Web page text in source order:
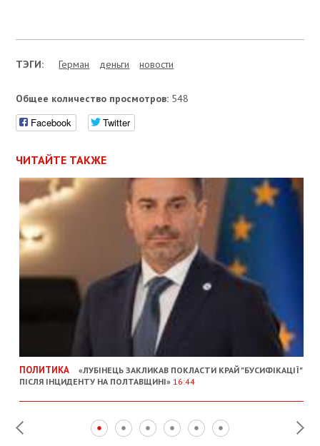
ТЭГИ: Герман деньги новости
Общее количество просмотров: 548
Facebook Twitter
ЧИТАЙТЕ ТАКЖЕ
ПОЛИТИКА
«ЛУБІНЕЦЬ ЗАКЛИКАВ ПОКЛАСТИ КРАЙ "БУСИФІКАЦІЇ"
ПІСЛЯ ІНЦИДЕНТУ НА ПОЛТАВЩИНІ» 16:44